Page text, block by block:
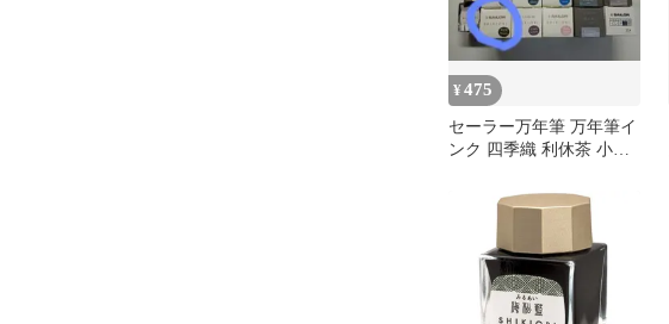
¥475
セーラー万年筆 万年筆イ
ンク 四季織 利休茶 小分